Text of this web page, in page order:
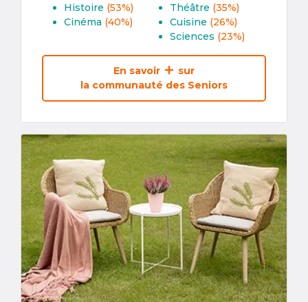
Histoire (53%)
Cinéma (40%)
Théâtre (35%)
Cuisine (26%)
Sciences (23%)
En savoir
sur
la communauté des Seniors